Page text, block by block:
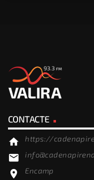
CONTACTE
home https://
email
location_on Encamp